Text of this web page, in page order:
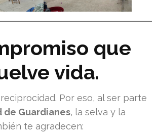
que
vida.
Por eso, al ser parte
de Guardianes, la selva y la
te agradecen: